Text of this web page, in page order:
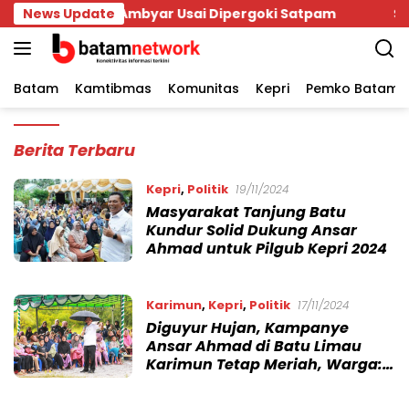
Skip
to
content
News Update
Merah Ambyar Usai Dipergoki Satpam Seminggu
Batam Kamtibmas Komunitas Kepri Pemko Batam
Batamnetwork.com
Berita Terbaru
Kepri, Politik 19/11/2024
Masyarakat Tanjung Batu
Kundur Solid Dukung Ansar
Ahmad untuk Pilgub Kepri 2024
Karimun, Kepri, Politik 17/11/2024
Diguyur Hujan, Kampanye
Ansar Ahmad di Batu Limau
Karimun Tetap Meriah, Warga: